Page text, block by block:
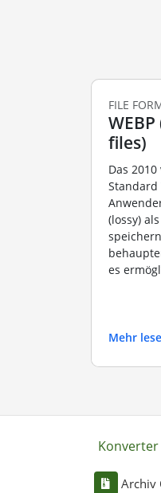
FILE
files)
Das
Standard
(lossy)
es
Mehr
Konverter
Archiv